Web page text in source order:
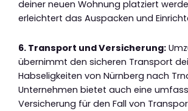
deiner neuen Wohnung platziert
erleichtert das Auspacken und
6. Transport und Versicherung:
übernimmt den sicheren Transport
Habseligkeiten von Nürnberg nach
Unternehmen bietet auch eine
Versicherung für den Fall von